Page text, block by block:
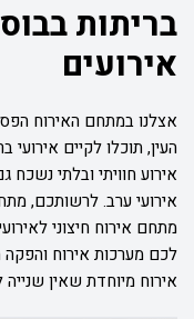
בריתות
אירועים
אצלנו במתחם האירוח
העין, תוכלו לקיים
אירוע חוויתי ובלתי
לכם מערכות אירוח והפקה
אירוח מיוחדת שאין שנייה